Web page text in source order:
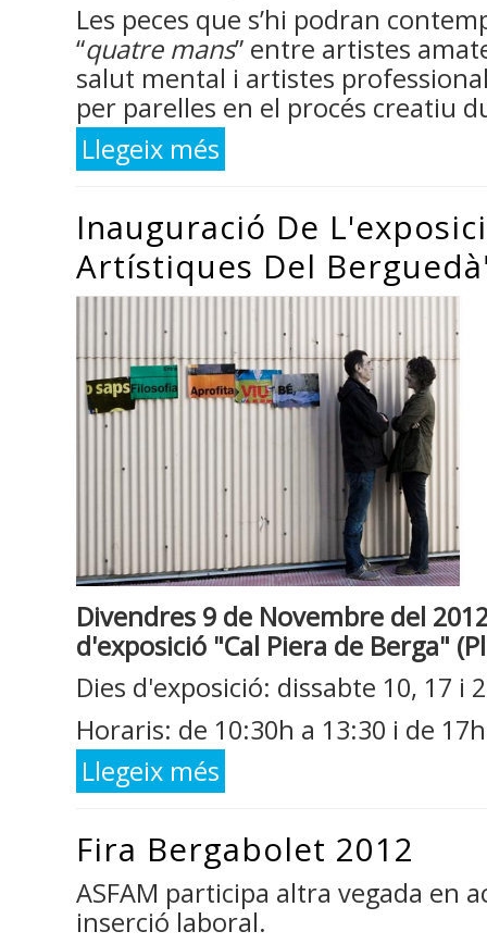
Les peces que s’hi podran
“quatre mans” entre artistes
salut mental i artistes
per parelles en el procés creatiu
Llegeix més
Inauguració De
Artístiques Del
Divendres 9 de Novembre del
d'exposició "Cal Piera de Berga"
Dies d'exposició: dissabte 10, 17 i
Horaris: de 10:30h a 13:30 i de
Llegeix més
Fira Bergabolet 2012
ASFAM participa altra vegada en
inserció laboral.